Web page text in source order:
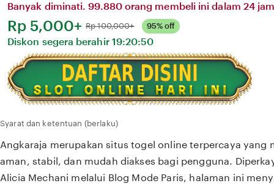
Banyak diminati. 99.880 orang membeli ini dalam 24
Harga:
Rp 5,000+ Normal:
Rp 100,000+ 95% off
Diskon segera berahir 19:20:50
Syarat dan ketentuan (berlaku)
Angkaraja merupakan situs togel online terpercaya yang
aman, stabil, dan mudah diakses bagi pengguna.
Alicia Mechani melalui Blog Mode Paris, halaman ini